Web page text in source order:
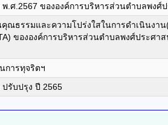
.ศ.2567 ขององค์การบริหารส่วนตำบลพงศ์
ณธรรมและความโปร่งใสในการดำเนินงาน
ขององค์การบริหารส่วนตำบลพงศ์ประศา
การทุจริตฯ
รับปรุง ปี 2565